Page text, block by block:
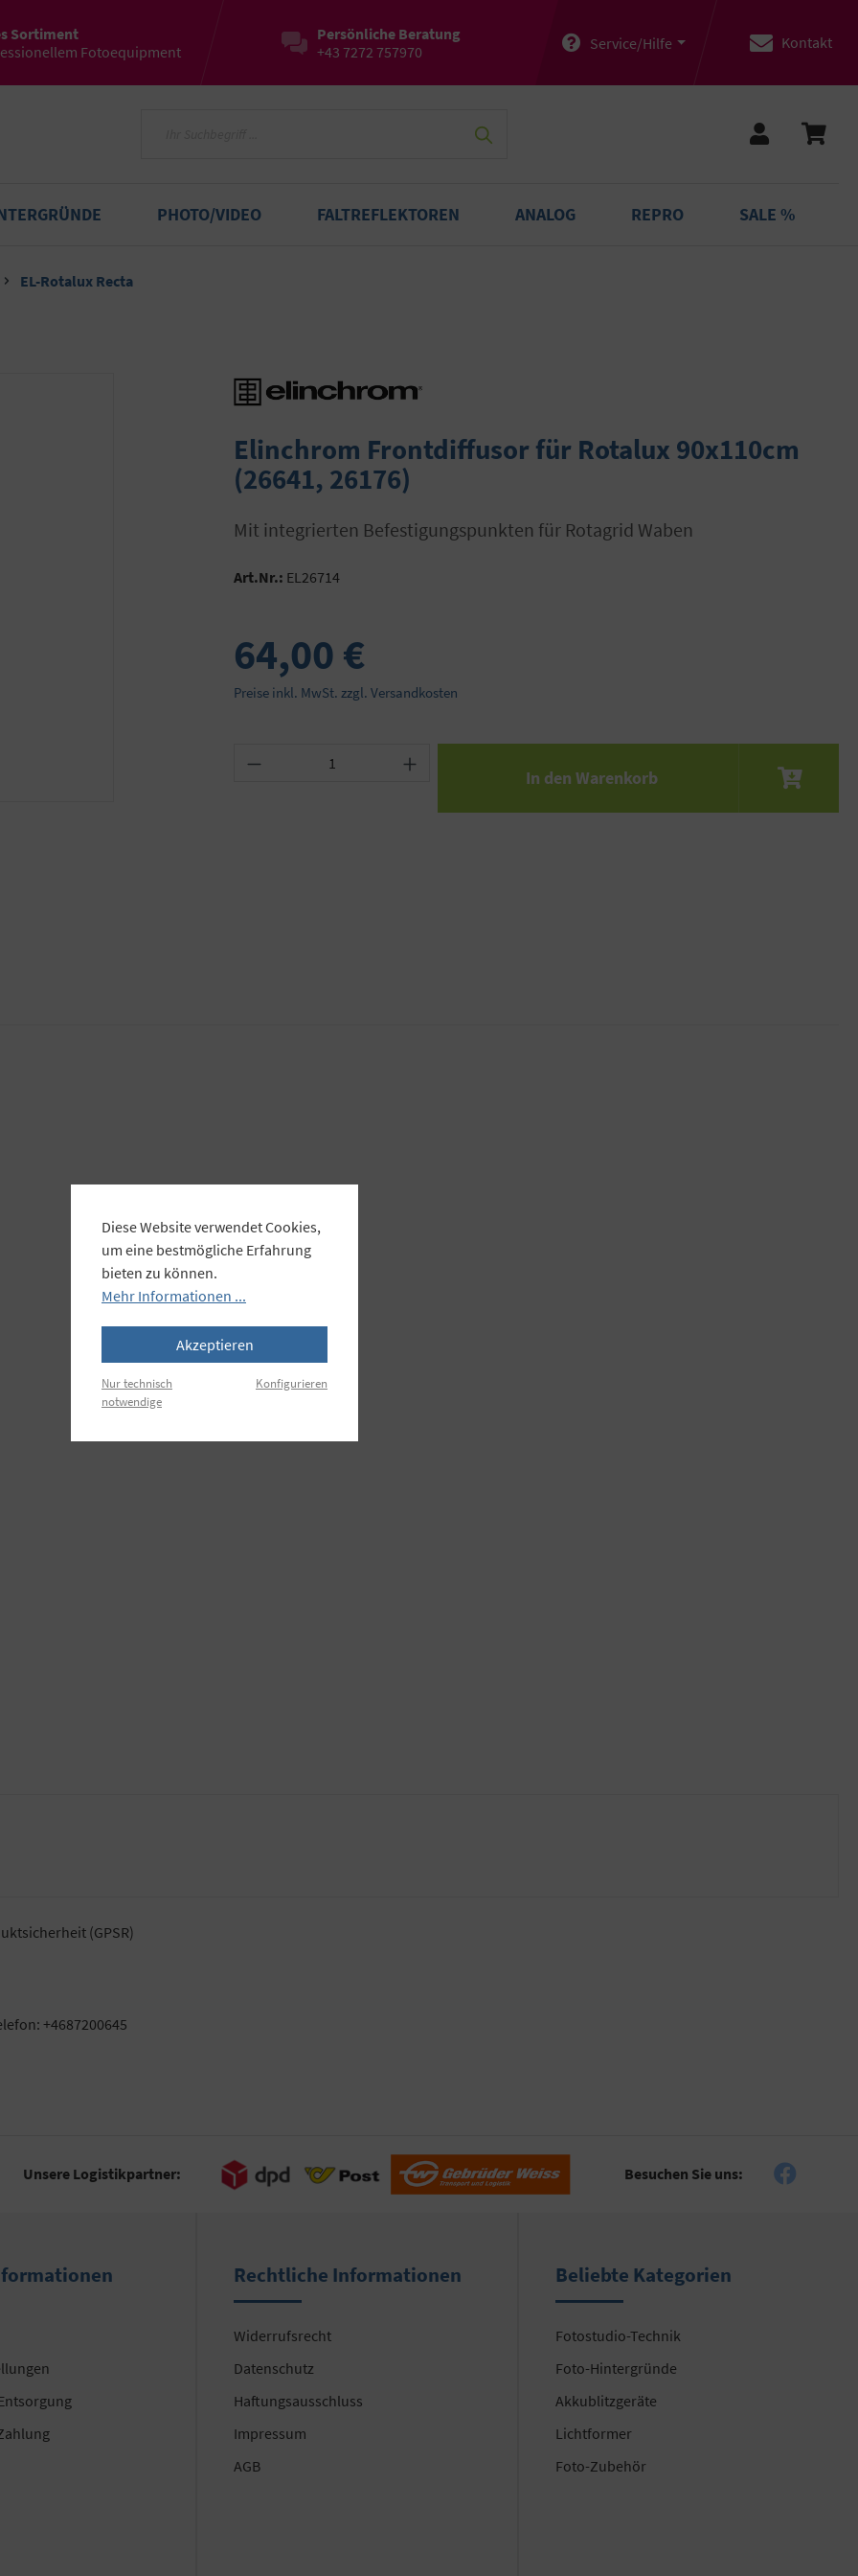
Sortiment
Fotoequipment
Persönliche Beratung
+43 7272 757970
Service/Hilfe Kontakt
PHOTO/VIDEO FALTREFLEKTOREN ANALOG REPRO SALE %
EL-Rotalux Recta
Elinchrom Frontdiffusor für Rotalux 90x110cm
(26641, 26176)
mit integrierten Befestigungspunkten für Rotagrid Waben
Art.Nr.: EL26714
64,00 €
Preise inkl. MwSt. zzgl. Versandkosten
Produkt Anzahl: Gib den gewünschten Wert ein oder benutze
In den Warenkorb
(GPSR)
+4687200645
Unsere Logistikpartner: Besuchen Sie uns:
Rechtliche Informationen
Widerrufsrecht
Datenschutz
Haftungsausschluss
Impressum
AGB
Beliebte Kategorien
Fotostudio-Technik
Foto-Hintergründe
Akkublitzgeräte
Lichtformer
Foto-Zubehör
Diese Website verwendet Cookies,
um eine bestmögliche Erfahrung
bieten zu können.
Mehr Informationen ...
Akzeptieren
Nur technisch
notwendige
Konfigurieren